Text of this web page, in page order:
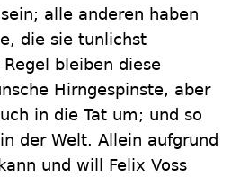
alle anderen haben
die sie tunlichst
bleiben diese
Hirngespinste, aber
in die Tat um; und so
der Welt. Allein aufgrund
und will Felix Voss